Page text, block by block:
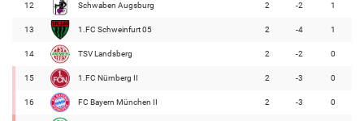
12 Schwaben Augsburg 2 -2 1
13 1.FC Schweinfurt 05 2 -4 1
14 TSV Landsberg 2 -2 0
15 1.FC Nürnberg II 2 -3 0
16 FC Bayern München II 2 -3 0